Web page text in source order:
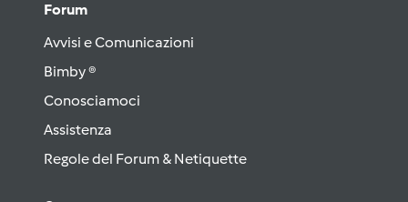
Forum
Avvisi e Comunicazioni
Bimby ®
Conosciamoci
Assistenza
Regole del Forum & Netiquette